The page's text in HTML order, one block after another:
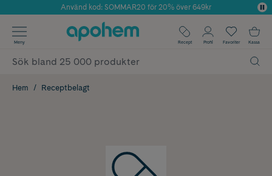
Årets Butik 2025 inom Skönhet
Använd kod: SOMMAR20 för 20% över 649kr
✓ Fri frakt
✓ Poäng på alla köp*
Meny Recept Profil Favoriter Kassa
Hem Receptbelagt